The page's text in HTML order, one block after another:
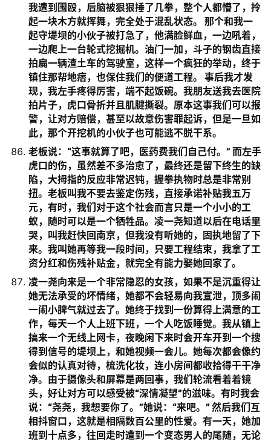
我遭到围殴，后脑被狠狠捶了几拳，整个人都懵了，拎
起一块木方就挥舞，完全处于混乱状态。 那个和我一
起守堤坝的小伙子被打急了，他满脸鲜血，一边吼着，
一边爬上一台轮式挖掘机。油门一加，斗子的钢齿直接
拍扁一辆渣土车的驾驶室，这样一个疯狂的举动，终于
镇住那帮地痞，也保住我们的便道工程。 事后我才发
现，我左手疼得厉害，端不起饭碗。我朋友送我去医院
拍片子，虎口骨折并且肌腱撕裂。原本这事我们可以报
警，让对方赔偿，甚至以故意伤害罪起诉，但是一旦如
此，那个开挖机的小伙子也可能逃不脱干系。
老板说：“这事就算了吧，医药费我们自己付。” 而左手
虎口的伤，虽然差不多治愈了，最终还是留下终生的缺
陷，大拇指的反应非常迟钝，握拳执物时总是非常别
扭。老板叫我不要去鉴定伤残，直接承诺补贴我五万
元，有时，我们对于这个社会而言只是一个小小的工
蚁，随时可以是一个牺牲品。凌一尧知道以后在电话里
哭，叫我赶快回南京，但我没有听她的，固执地留了下
来。我叫她再等我一段时间，只要工程结束，我拿了工
资分红和伤残补贴金，就完全有能力娶她回家了。
凌一尧向来是一个非常隐忍的女孩，如果不是沉重得让
她无法承受的坏情绪，她都不会轻易向我宣泄，顶多闹
一闹小脾气就过去了。她终于找到一份算得上满意的工
作，每天一个人上班下班，一个人吃饭睡觉。我从镇上
搞来一个无线上网卡，夜晚闲下来时会开车开到一个搜
得到信号的堤坝上，和她视频一会儿。她每次都会像约
会似的认真对待，梳洗化妆，连小房间都收拾得干干净
净。由于摄像头和屏幕是两回事，我们轮流看着着镜
头，好让对方可以感受被“深情凝望”的滋味。有时我会
说：“尧尧，我想要你了。”她说：“来吧。” 然后我们互
相抖窗口，这就是相隔数百公里的性爱。有一天，她加
班到十点多，往回走时遭到一个变态男人的尾随，无论